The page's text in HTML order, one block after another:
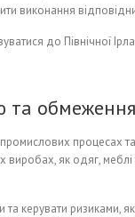
виконання
до Північної
та
промислових процесах та
як одяг, меблі
керувати ризиками,